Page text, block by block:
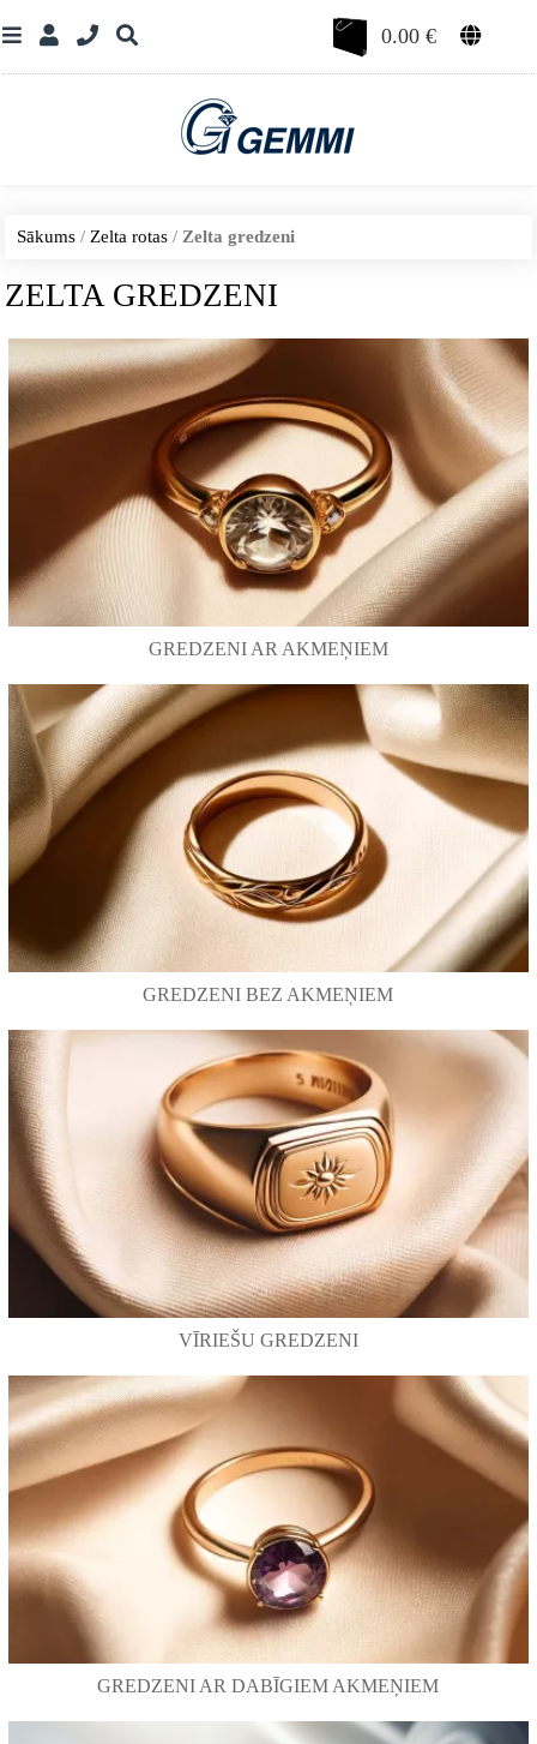
0.00€
Sākums / Zelta rotas / Zelta gredzeni
ZELTA GREDZENI
GREDZENI AR AKMEŅIEM
GREDZENI BEZ AKMEŅIEM
VĪRIEŠU GREDZENI
GREDZENI AR DABĪGIEM AKMEŅIEM